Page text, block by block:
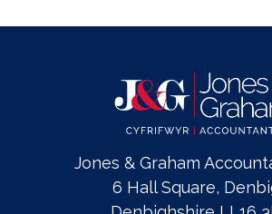
Jones & Graham
6 Hall Square,